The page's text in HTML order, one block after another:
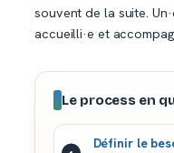
souvent de la suite.
accueilli·e et
Le process en
Définir le